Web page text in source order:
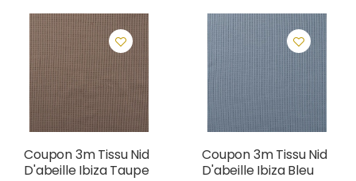
Coupon 3m Tissu Nid
D'abeille Ibiza Taupe
Coupon 3m Tissu Nid
D'abeille Ibiza Bleu